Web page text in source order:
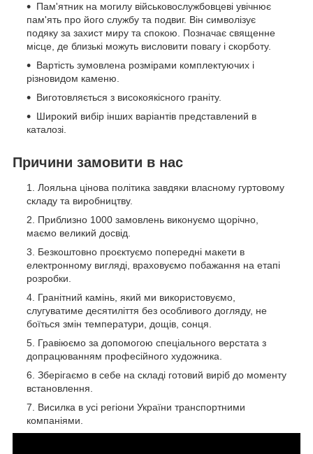
Пам'ятник на могилу військовослужбовцеві увічнює
пам'ять про його службу та подвиг. Він символізує
подяку за захист миру та спокою. Позначає священне
місце, де близькі можуть висловити повагу і скорботу.
Вартість зумовлена розмірами комплектуючих і
різновидом каменю.
Виготовляється з високоякісного граніту.
Широкий вибір інших варіантів представлений в
каталозі.
Причини замовити в нас
Лояльна цінова політика завдяки власному гуртовому
складу та виробництву.
Приблизно 1000 замовлень виконуємо щорічно,
маємо великий досвід.
Безкоштовно проєктуємо попередні макети в
електронному вигляді, враховуємо побажання на етапі
розробки.
Гранітний камінь, який ми використовуємо,
слугуватиме десятиліття без особливого догляду, не
боїться змін температури, дощів, сонця.
Гравіюємо за допомогою спеціального верстата з
допрацюванням професійного художника.
Зберігаємо в себе на складі готовий виріб до моменту
встановлення.
Висилка в усі регіони України транспортними
компаніями.